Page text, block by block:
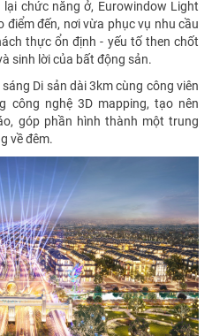
chức năng ở, Eurowindow Light
đến, nơi vừa phục vụ nhu cầu
thực ổn định - yếu tố then chốt
sinh lời của bất động sản.
Di sản dài 3km cùng công viên
công nghệ 3D mapping, tạo nên
góp phần hình thành một trung
về đêm.